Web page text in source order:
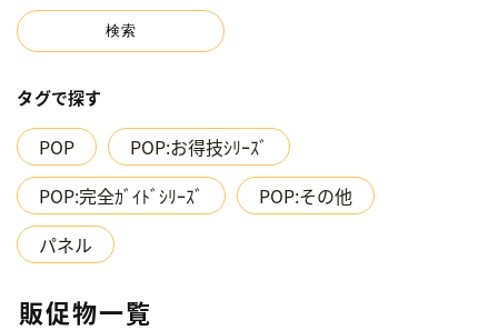
タグで探す
POP
POP:お得技ｼﾘｰｽﾞ
POP:完全ｶﾞｲﾄﾞｼﾘｰｽﾞ
POP:その他
パネル
販促物一覧